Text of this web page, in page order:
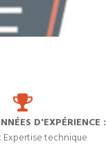
D'EXPÉRIENCE :
Expertise technique